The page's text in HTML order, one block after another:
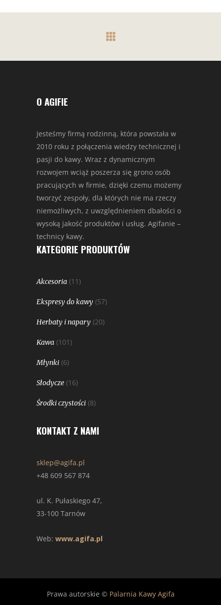
O AGIFIE
Jesteśmy firmą rodzinną, która powstała w
2010 roku z połączenia wiedzy technicznej i
pasji do kawy. Wraz z dynamicznym
rozwojem wciąż poszerza się grono osób
pracujących w firmie, dzięki czemu możemy
tworzyć zespoły, dla których nie ma rzeczy
niemożliwych, z uwzględnieniem dbałości o
wysoką jakość produktów i usług. Agifanie –
technicy kawy.
KATEGORIE PRODUKTÓW
Akcesoria (11)
Ekspresy do kawy (57)
Herbaty i napary (20)
Kawa (101)
Młynki (6)
Słodycze (16)
Środki czystości (8)
KONTAKT Z NAMI
sklep@agifa.pl
+48 609 567 874
ul. K. Pułaskiego 47,
33-100 Tarnów
Web: www.agifa.pl
Prawa autorskie © Palarnia Kawy Agifa